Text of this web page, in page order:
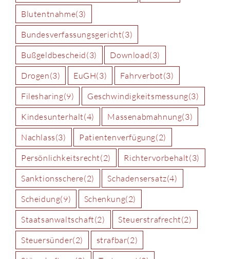
Blutentnahme(3)
Bundesverfassungsgericht(3)
Bußgeldbescheid(3) Download(3)
Drogen(3) EuGH(3) Fahrverbot(3)
Filesharing(9) Geschwindigkeitsmessung(3)
Kindesunterhalt(4) Massenabmahnung(3)
Nachlass(3) Patientenverfügung(2)
Persönlichkeitsrecht(2) Richtervorbehalt(3)
Sanktionsschere(2) Schadensersatz(4)
Scheidung(9) Schenkung(2)
Staatsanwaltschaft(2) Steuerstrafrecht(2)
Steuersünder(2) strafbar(2)